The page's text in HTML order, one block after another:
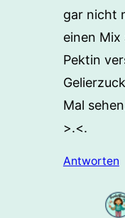
gar nicht
einen Mix
Pektin
Mal
>.<.
Antworten